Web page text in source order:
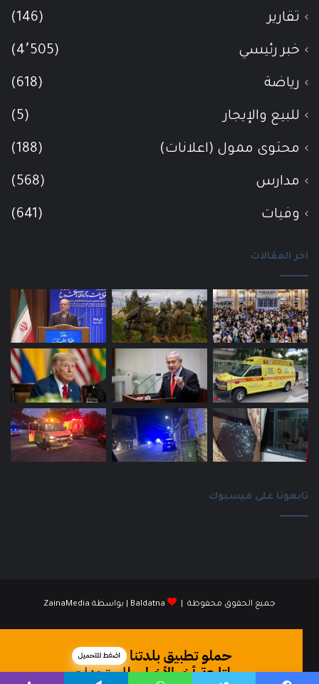
تقارير (146)
خبر رئيسي (4٬505)
رياضة (618)
للبيع والإيجار (5)
محتوى ممول (اعلانات) (188)
مدارس (568)
وفيات (641)
اخر المقالات
تابعونا على فيسبوك
جميع الحقوق محفوظة | Baldatna | بواسطة ZainaMedia